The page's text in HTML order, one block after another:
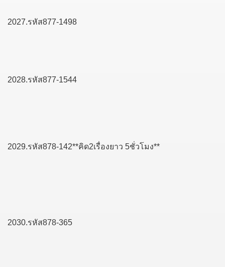
2027.รหัส877-1498
2028.รหัส877-1544
2029.รหัส878-142**คิด2เรื่องยาว 5ชั่วโมง**
2030.รหัส878-365